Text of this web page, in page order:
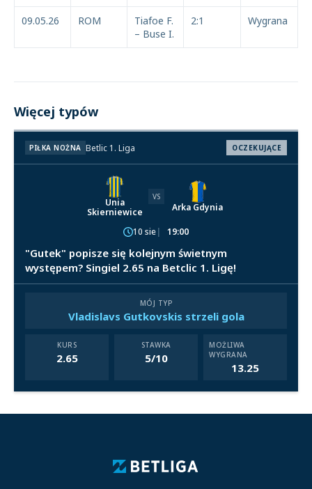
09.05.26 ROM
Tiafoe F.
– Buse I.
2:1 Wygrana
Więcej typów
PIŁKA NOŻNA Betlic 1. Liga OCZEKUJĄCE
Unia
Skierniewice
VS
Arka Gdynia
10 sie 19:00
"Gutek" popisze się kolejnym świetnym
występem? Singiel 2.65 na Betclic 1. Ligę!
MÓJ TYP
Vladislavs Gutkovskis strzeli gola
KURS
2.65
STAWKA
5/10
MOŻLIWA
WYGRANA
13.25